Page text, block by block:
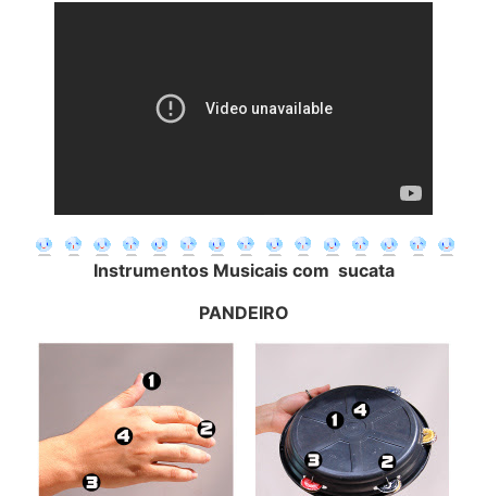
Instrumentos Musicais com sucata
PANDEIRO